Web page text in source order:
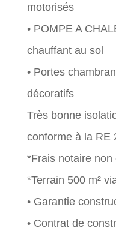
motorisés
• POMPE A
chauffant au sol
• Portes
décoratifs
Très bonne
conforme à la RE
*Frais notaire non
*Terrain 500 m²
• Garantie
• Contrat de